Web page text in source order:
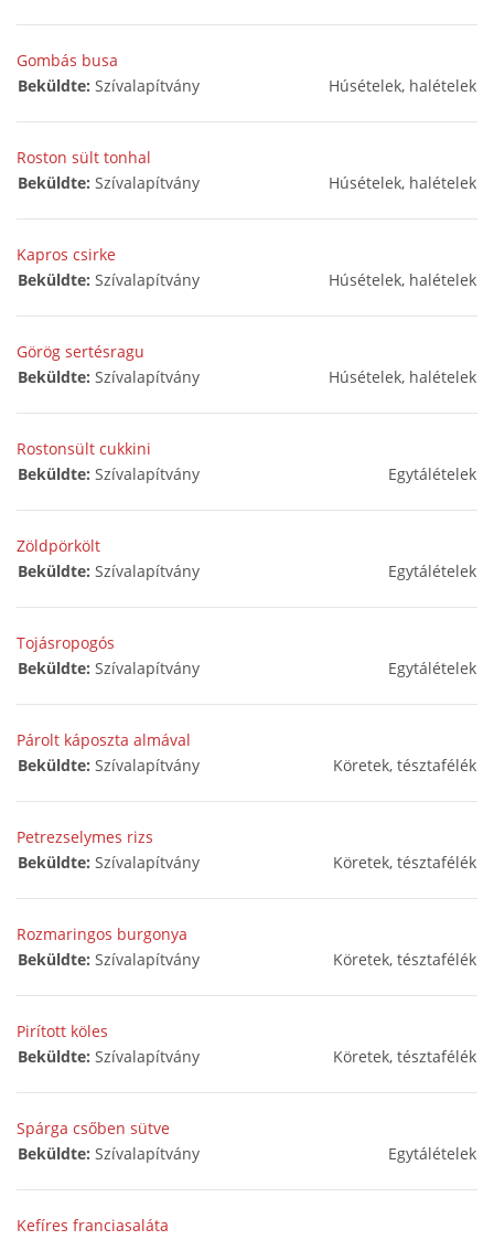
Gombás busa
Beküldte: Szívalapítvány Húsételek, halételek
Roston sült tonhal
Beküldte: Szívalapítvány Húsételek, halételek
Kapros csirke
Beküldte: Szívalapítvány Húsételek, halételek
Görög sertésragu
Beküldte: Szívalapítvány Húsételek, halételek
Rostonsült cukkini
Beküldte: Szívalapítvány Egytálételek
Zöldpörkölt
Beküldte: Szívalapítvány Egytálételek
Tojásropogós
Beküldte: Szívalapítvány Egytálételek
Párolt káposzta almával
Beküldte: Szívalapítvány Köretek, tésztafélék
Petrezselymes rizs
Beküldte: Szívalapítvány Köretek, tésztafélék
Rozmaringos burgonya
Beküldte: Szívalapítvány Köretek, tésztafélék
Pirított köles
Beküldte: Szívalapítvány Köretek, tésztafélék
Spárga csőben sütve
Beküldte: Szívalapítvány Egytálételek
Kefíres franciasaláta